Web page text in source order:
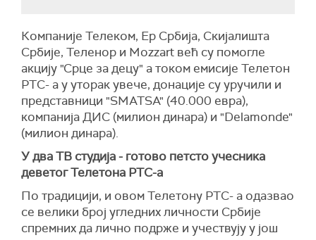
Компаније Телеком, Ер Србија, Скијалишта
Србије, Теленор и Mozzart већ су помогле
акцију "Срце за децу" а током емисије Телетон
РТС- а у уторак увече, донације су уручили и
представници "SMATSA" (40.000 евра),
компанија ДИС (милион динара) и "Delamonde"
(милион динара).
У два ТВ студија - готово петсто учесника
деветог Телетона РТС-а
По традицији, и овом Телетону РТС- а одазвао
се велики број угледних личности Србије
спремних да лично подрже и учествују у још